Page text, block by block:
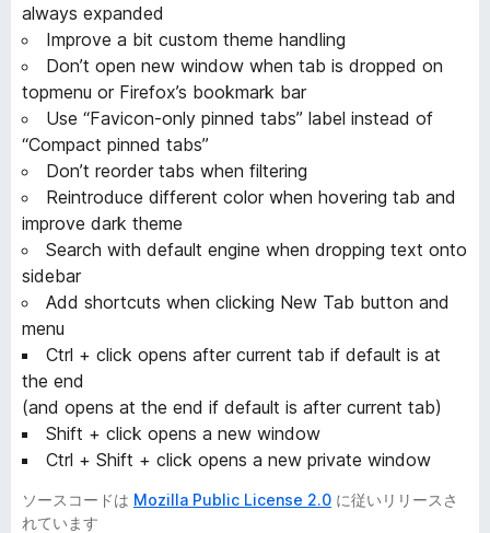
always expanded
Improve a bit custom theme handling
Don’t open new window when tab is dropped on
topmenu or Firefox’s bookmark bar
Use “Favicon-only pinned tabs” label instead of
“Compact pinned tabs”
Don’t reorder tabs when filtering
Reintroduce different color when hovering tab and
improve dark theme
Search with default engine when dropping text onto
sidebar
Add shortcuts when clicking New Tab button and
menu
Ctrl + click opens after current tab if default is at
the end
(and opens at the end if default is after current tab)
Shift + click opens a new window
Ctrl + Shift + click opens a new private window
ソースコードは Mozilla Public License 2.0 に従いリリースさ
れています